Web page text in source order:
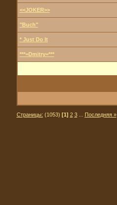
<<JOKER>>
"Buch"
* Just Do It
***=Dmitry=***
Страницы: (1053) [1] 2 3... Последняя »